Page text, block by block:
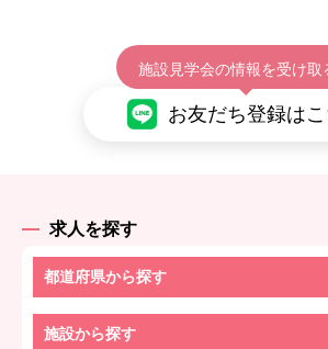
施設見学会の情報を受け取
お友だち登録は
求人を探す
都道府県から探す
施設から探す